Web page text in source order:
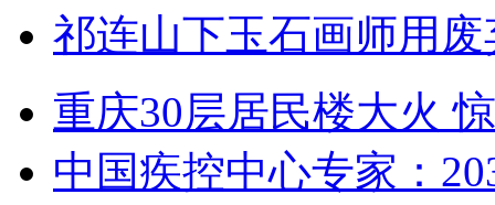
祁连山下玉石画师用
重庆30层居民楼大火
中国疾控中心专家：